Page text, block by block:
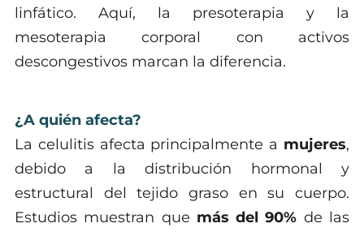
linfático. Aquí, la presoterapia y la
mesoterapia corporal con activos
descongestivos marcan la diferencia.
¿A quién afecta?
La celulitis afecta principalmente a mujeres,
debido a la distribución hormonal y
estructural del tejido graso en su cuerpo.
Estudios muestran que más del 90% de las